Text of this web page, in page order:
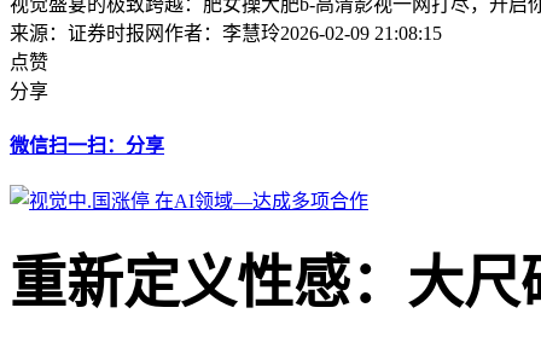
视觉盛宴的极致跨越：肥女操大肥b-高清影视一网打尽，开启
来源：证券时报网作者：李慧玲2026-02-09 21:08:15
点赞
分享
微信扫一扫：分享
重新定义性感：大